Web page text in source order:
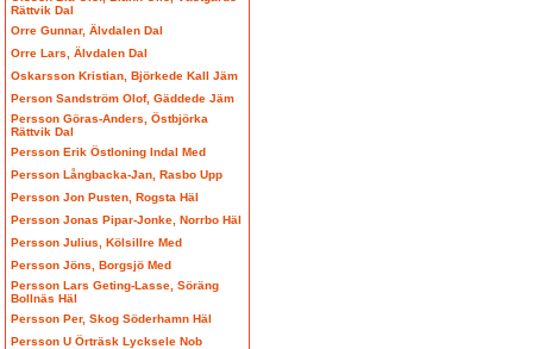
Rättvik Dal
Orre Gunnar, Älvdalen Dal
Orre Lars, Älvdalen Dal
Oskarsson Kristian, Björkede Kall Jäm
Person Sandström Olof, Gäddede Jäm
Persson Göras-Anders, Östbjörka
Rättvik Dal
Persson Erik Östloning Indal Med
Persson Långbacka-Jan, Rasbo Upp
Persson Jon Pusten, Rogsta Häl
Persson Jonas Pipar-Jonke, Norrbo Häl
Persson Julius, Kölsillre Med
Persson Jöns, Borgsjö Med
Persson Lars Geting-Lasse, Söräng
Bollnäs Häl
Persson Per, Skog Söderhamn Häl
Persson U Örträsk Lycksele Nob